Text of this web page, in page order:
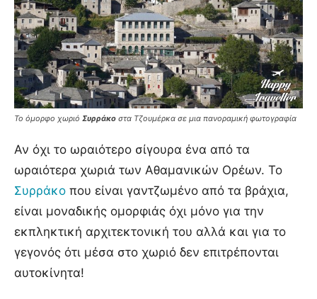
Το όμορφο χωριό Συρράκο στα Τζουμέρκα σε μια πανοραμική φωτογραφία
Αν όχι το ωραιότερο σίγουρα ένα από τα
ωραιότερα χωριά των Αθαμανικών Ορέων. Το
Συρράκο που είναι γαντζωμένο από τα βράχια,
είναι μοναδικής ομορφιάς όχι μόνο για την
εκπληκτική αρχιτεκτονική του αλλά και για το
γεγονός ότι μέσα στο χωριό δεν επιτρέπονται
αυτοκίνητα!